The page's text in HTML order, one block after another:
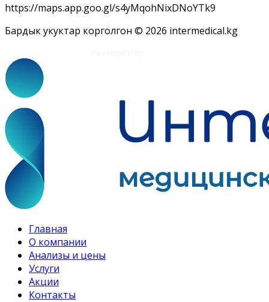
https://maps.app.goo.gl/s4yMqohNixDNoYTk9
Бардык укуктар корголгон © 2026 intermedical.kg
Главная
О компании
Анализы и цены
Услуги
Акции
Контакты